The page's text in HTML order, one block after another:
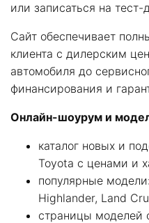
или записаться на тест-
Сайт обеспечивает
клиента с дилерским
автомобиля до
финансирования и
Онлайн-шоурум и
каталог новых и
Toyota с ценами и
популярные
Highlander, Land
страницы моделей